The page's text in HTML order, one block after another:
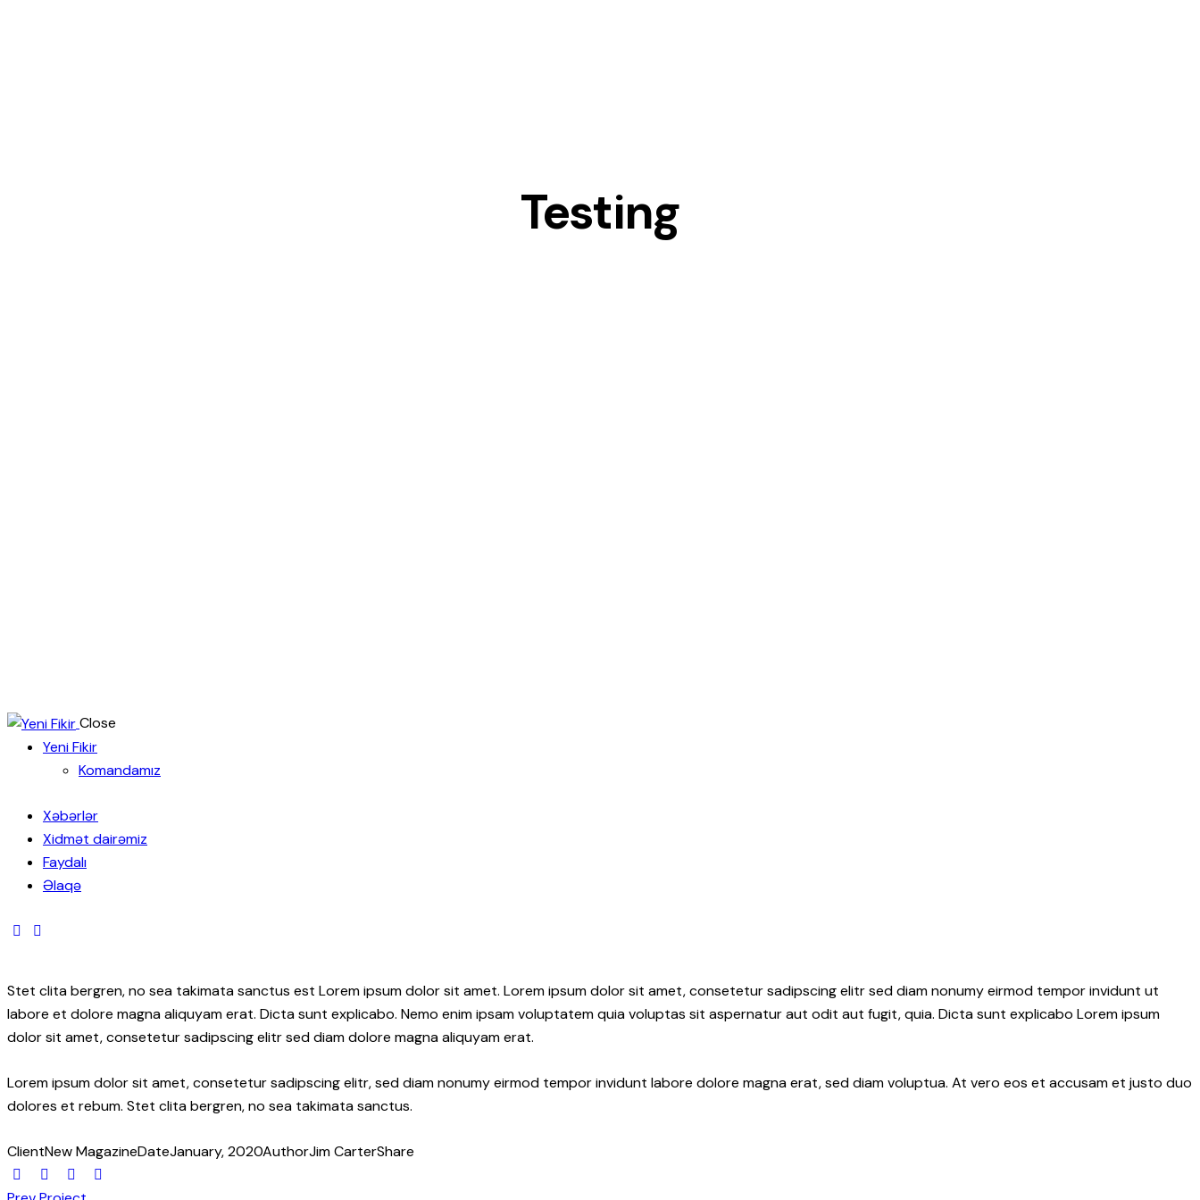
Testing
Close
Yeni Fikir
Komandamız
Xəbərlər
Xidmət dairəmiz
Faydalı
Əlaqə
Stet clita bergren, no sea takimata sanctus est Lorem ipsum dolor sit amet. Lorem ipsum dolor sit amet, consetetur sadipscing elitr sed diam nonumy eirmod tempor invidunt ut
labore et dolore magna aliquyam erat. Dicta sunt explicabo. Nemo enim ipsam voluptatem quia voluptas sit aspernatur aut odit aut fugit, quia. Dicta sunt explicabo Lorem ipsum
dolor sit amet, consetetur sadipscing elitr sed diam dolore magna aliquyam erat.
Lorem ipsum dolor sit amet, consetetur sadipscing elitr, sed diam nonumy eirmod tempor invidunt labore dolore magna erat, sed diam voluptua. At vero eos et accusam et justo duo
dolores et rebum. Stet clita bergren, no sea takimata sanctus.
ClientNew MagazineDateJanuary, 2020AuthorJim CarterShare